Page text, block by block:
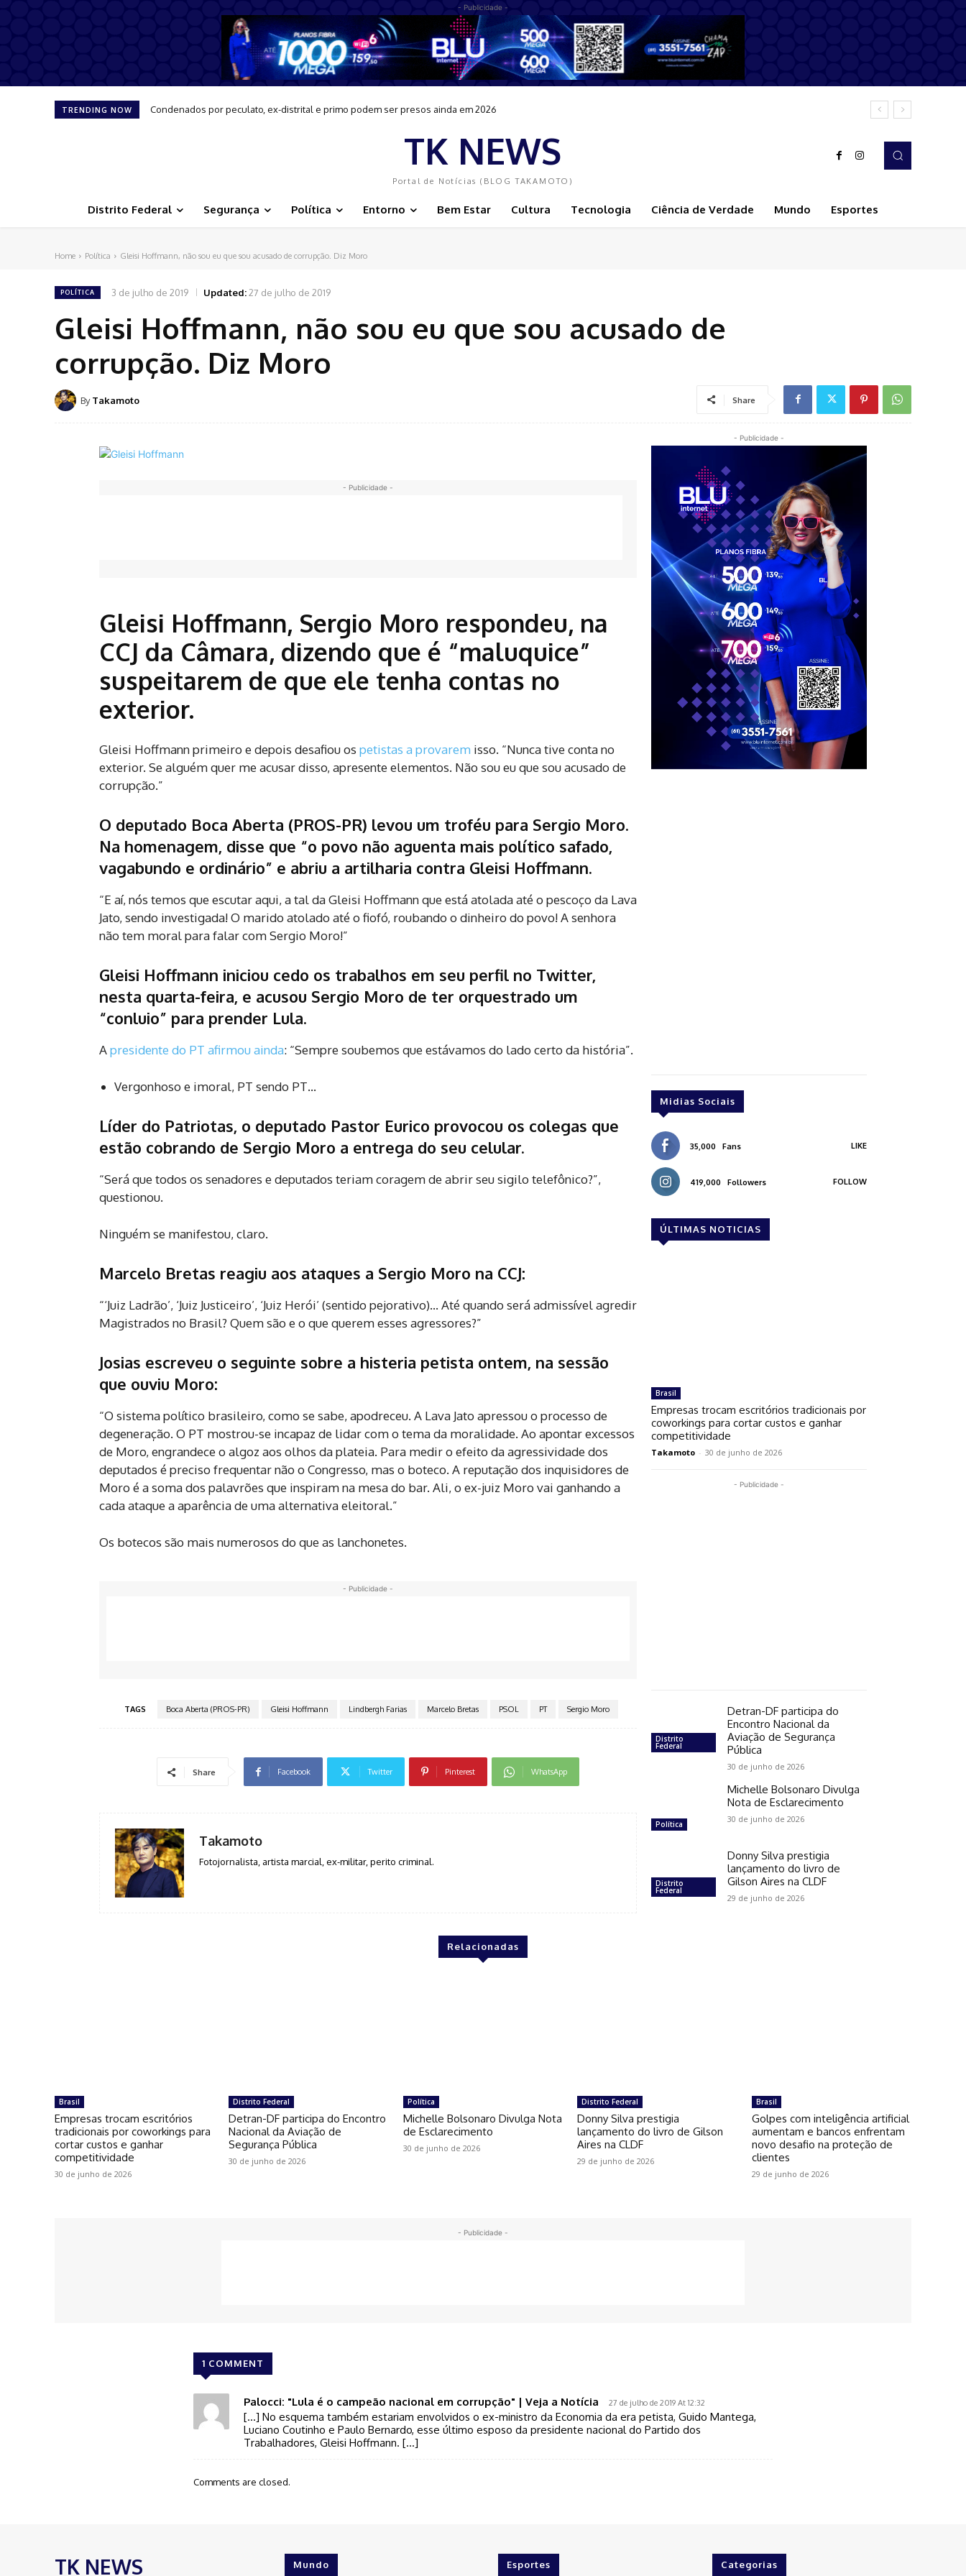
- Publicidade -
TRENDING NOW Condenados por peculato, ex-distrital e primo podem ser presos ainda em 2026
TK NEWS
Portal de Notícias (BLOG TAKAMOTO)
Distrito Federal Segurança Política Entorno Bem Estar Cultura Tecnologia Ciência de Verdade Mundo Esportes
Home Política Gleisi Hoffmann, não sou eu que sou acusado de corrupção. Diz Moro
POLÍTICA 3 de julho de 2019 Updated:27 de julho de 2019
Gleisi Hoffmann, não sou eu que sou acusado de
corrupção. Diz Moro
By Takamoto Share
- Publicidade -
Gleisi Hoffmann, Sergio Moro respondeu, na
CCJ da Câmara, dizendo que é “maluquice”
suspeitarem de que ele tenha contas no
exterior.
Gleisi Hoffmann primeiro e depois desafiou os petistas a provarem isso. “Nunca tive conta no
exterior. Se alguém quer me acusar disso, apresente elementos. Não sou eu que sou acusado de
corrupção.”
O deputado Boca Aberta (PROS-PR) levou um troféu para Sergio Moro.
Na homenagem, disse que “o povo não aguenta mais político safado,
vagabundo e ordinário” e abriu a artilharia contra Gleisi Hoffmann.
“E aí, nós temos que escutar aqui, a tal da Gleisi Hoffmann que está atolada até o pescoço da Lava
Jato, sendo investigada! O marido atolado até o fiofó, roubando o dinheiro do povo! A senhora
não tem moral para falar com Sergio Moro!”
Gleisi Hoffmann iniciou cedo os trabalhos em seu perfil no Twitter,
nesta quarta-feira, e acusou Sergio Moro de ter orquestrado um
“conluio” para prender Lula.
Apresidente do PT afirmou ainda: “Sempre soubemos que estávamos do lado certo da história”.
Vergonhoso e imoral, PT sendo PT…
Líder do Patriotas, o deputado Pastor Eurico provocou os colegas que
estão cobrando de Sergio Moro a entrega do seu celular.
“Será que todos os senadores e deputados teriam coragem de abrir seu sigilo telefônico?”,
questionou.
Ninguém se manifestou, claro.
Marcelo Bretas reagiu aos ataques a Sergio Moro na CCJ:
“‘Juiz Ladrão’, ‘Juiz Justiceiro’, ‘Juiz Herói’ (sentido pejorativo)… Até quando será admissível agredir
Magistrados no Brasil? Quem são e o que querem esses agressores?”
Josias escreveu o seguinte sobre a histeria petista ontem, na sessão
que ouviu Moro:
“O sistema político brasileiro, como se sabe, apodreceu. A Lava Jato apressou o processo de
degeneração. O PT mostrou-se incapaz de lidar com o tema da moralidade. Ao apontar excessos
de Moro, engrandece o algoz aos olhos da plateia. Para medir o efeito da agressividade dos
deputados é preciso frequentar não o Congresso, mas o boteco. A reputação dos inquisidores de
Moro é a soma dos palavrões que inspiram na mesa do bar. Ali, o ex-juiz Moro vai ganhando a
cada ataque a aparência de uma alternativa eleitoral.”
Os botecos são mais numerosos do que as lanchonetes.
- Publicidade -
TAGS Boca Aberta (PROS-PR) Gleisi Hoffmann Lindbergh Farias Marcelo Bretas PSOL PT Sergio Moro
Share Facebook Twitter Pinterest WhatsApp
Takamoto
Fotojornalista, artista marcial, ex-militar, perito criminal.
- Publicidade -
Midias Sociais
35,000 Fans LIKE
419,000 Followers FOLLOW
ÚLTIMAS NOTICIAS
Brasil
Empresas trocam escritórios tradicionais por
coworkings para cortar custos e ganhar
competitividade
Takamoto - 30 de junho de 2026
- Publicidade -
Distrito
Federal
Detran-DF participa do
Encontro Nacional da
Aviação de Segurança
Pública
30 de junho de 2026
Política
Michelle Bolsonaro Divulga
Nota de Esclarecimento
30 de junho de 2026
Distrito
Federal
Donny Silva prestigia
lançamento do livro de
Gilson Aires na CLDF
29 de junho de 2026
Relacionadas
Brasil
Empresas trocam escritórios
tradicionais por coworkings para
cortar custos e ganhar
competitividade
30 de junho de 2026
Distrito Federal
Detran-DF participa do Encontro
Nacional da Aviação de
Segurança Pública
30 de junho de 2026
Política
Michelle Bolsonaro Divulga Nota
de Esclarecimento
30 de junho de 2026
Distrito Federal
Donny Silva prestigia
lançamento do livro de Gilson
Aires na CLDF
29 de junho de 2026
Brasil
Golpes com inteligência artificial
aumentam e bancos enfrentam
novo desafio na proteção de
clientes
29 de junho de 2026
- Publicidade -
1 COMMENT
Palocci: "Lula é o campeão nacional em corrupção" | Veja a Notícia 27 de julho de 2019 At 12:32
[…] No esquema também estariam envolvidos o ex-ministro da Economia da era petista, Guido Mantega,
Luciano Coutinho e Paulo Bernardo, esse último esposo da presidente nacional do Partido dos
Trabalhadores, Gleisi Hoffmann. […]
Comments are closed.
TK NEWS Mundo Esportes Categorias